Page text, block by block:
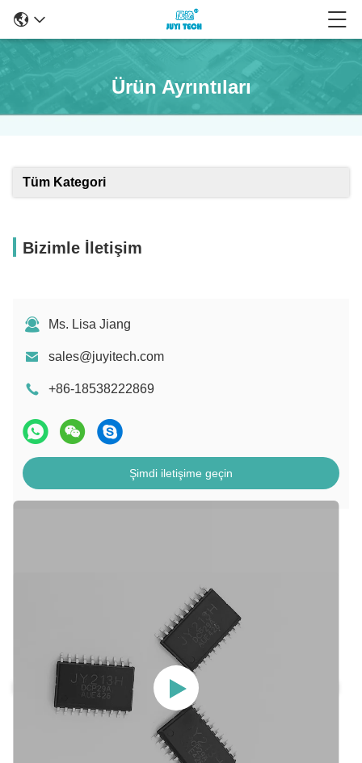
Ürün Ayrıntıları
Tüm Kategori
Bizimle İletişim
Ms. Lisa Jiang
sales@juyitech.com
+86-18538222869
Şimdi iletişime geçin